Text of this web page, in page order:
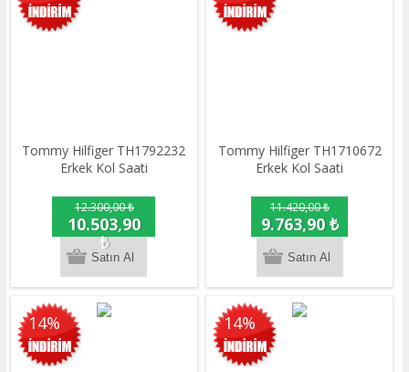
Tommy Hilfiger TH1792232
Erkek Kol Saati
12.300,00 ₺
10.503,90
₺
Tommy Hilfiger TH1710672
Erkek Kol Saati
11.420,00 ₺
9.763,90 ₺
14% 14%